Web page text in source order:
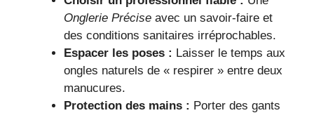
Onglerie Précise avec un savoir-faire et
des conditions sanitaires irréprochables.
Espacer les poses : Laisser le temps aux
ongles naturels de « respirer » entre deux
manucures.
Protection des mains : Porter des gants